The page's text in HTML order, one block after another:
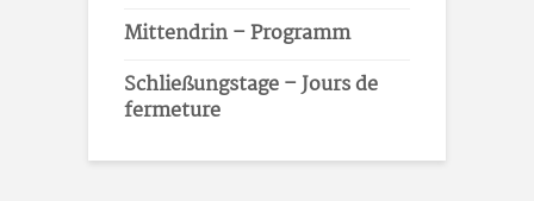
Mittendrin – Programm
Schließungstage – Jours de
fermeture